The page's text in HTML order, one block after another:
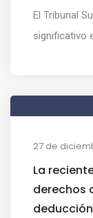
El Tribunal
significativo
27 de
La
derechos